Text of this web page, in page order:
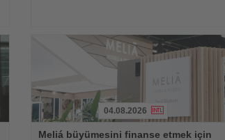
04.08.2026
Meliá büyümesini finanse etmek için